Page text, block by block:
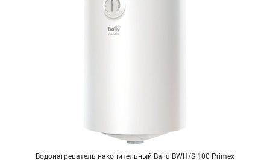
Водонагреватель накопительный Ballu BWH/S 100 Primex